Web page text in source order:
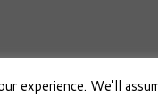
Osho Boeken Besproken·
experience. We'll